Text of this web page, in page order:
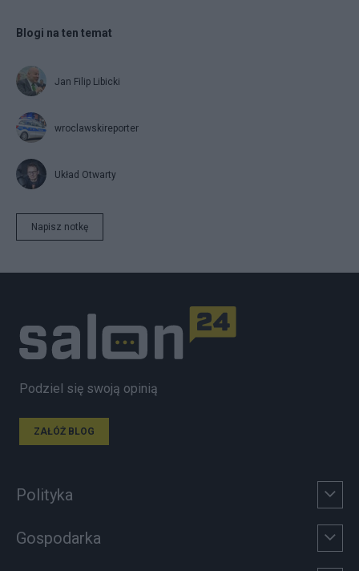
Blogi na ten temat
Jan Filip Libicki
wroclawskireporter
Układ Otwarty
Napisz notkę
Podziel się swoją opinią
ZAŁÓŻ BLOG
Polityka
Gospodarka